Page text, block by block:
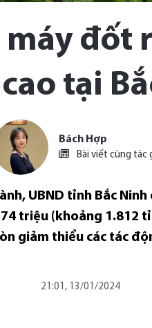
đốt
tại
Bách Hợp
Bài viết cùng tác
UBND tỉnh Bắc
triệu (khoảng 1.812
giảm thiểu các tác
21:01, 13/01/2024